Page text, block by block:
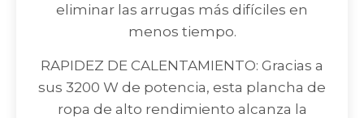
eliminar las arrugas más difíciles en
menos tiempo.
RAPIDEZ DE CALENTAMIENTO: Gracias a
sus 3200 W de potencia, esta plancha de
ropa de alto rendimiento alcanza la